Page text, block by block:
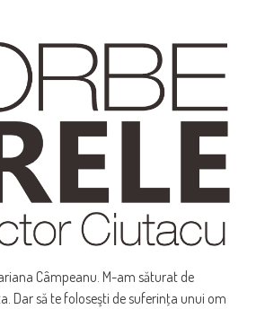
Câmpeanu. M-am săturat de
Dar să te foloseşti de suferinţa unui om